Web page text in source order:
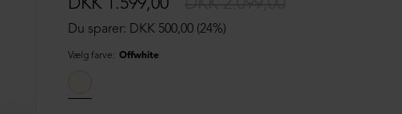
Du sparer: DKK 500,00 (24%)
DKK 1.599,00
Vælg farve: Offwhite